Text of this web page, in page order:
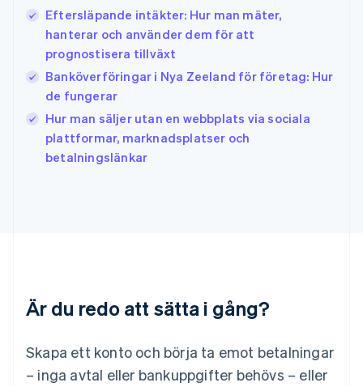
Eftersläpande intäkter: Hur man mäter,
hanterar och använder dem för att
prognostisera tillväxt
Banköverföringar i Nya Zeeland för företag: Hur
de fungerar
Hur man säljer utan en webbplats via sociala
plattformar, marknadsplatser och
betalningslänkar
Är du redo att sätta i gång?
Skapa ett konto och börja ta emot betalningar
– inga avtal eller bankuppgifter behövs – eller
Irland
Italien
ItalianoEnglish
Japan
日本語
Kanada
EnglishFrançais
Kroatien
EnglishItaliano
Malaysia
English
Mexiko